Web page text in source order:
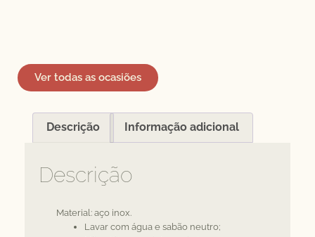
Ver todas as ocasiões
Descrição Informação adicional
Descrição
Material: aço inox.
Lavar com água e sabão neutro;